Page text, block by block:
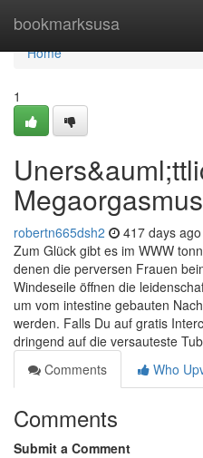
bookmarksusa
Home
Home
1
Megaorgasmus
robertn665dsh2 417 days ago
Zum Glück gibt es im WWW
denen die perversen Frauen
Windeseile öffnen die
um vom intestine gebauten
werden. Falls Du auf gratis
dringend auf die versauteste
Comments
Who
Comments
Submit a Comment